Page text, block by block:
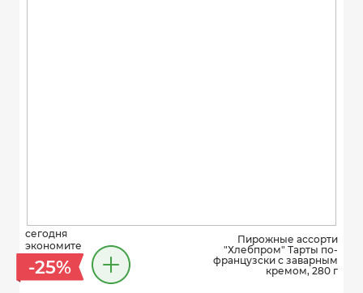
сегодня
экономите
-25%
Пирожные ассорти
"Хлебпром" Тарты по-
французски с заварным
кремом, 280 г